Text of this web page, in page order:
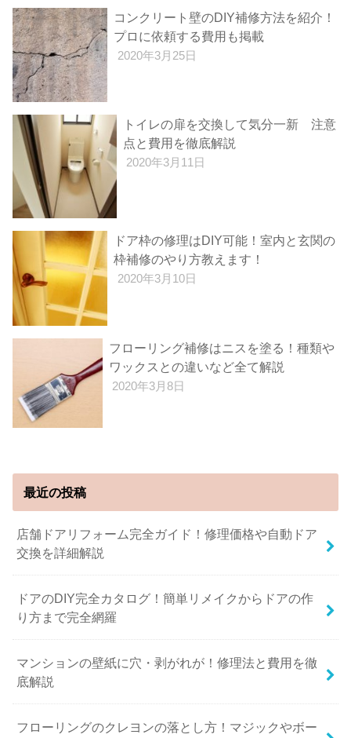
コンクリート壁のDIY補修方法を紹介！
プロに依頼する費用も掲載
2020年3月25日
トイレの扉を交換して気分一新 注意
点と費用を徹底解説
2020年3月11日
ドア枠の修理はDIY可能！室内と玄関の
枠補修のやり方教えます！
2020年3月10日
フローリング補修はニスを塗る！種類や
ワックスとの違いなど全て解説
2020年3月8日
最近の投稿
店舗ドアリフォーム完全ガイド！修理価格や自動ドア
交換を詳細解説
ドアのDIY完全カタログ！簡単リメイクからドアの作
り方まで完全網羅
マンションの壁紙に穴・剥がれが！修理法と費用を徹
底解説
フローリングのクレヨンの落とし方！マジックやボー